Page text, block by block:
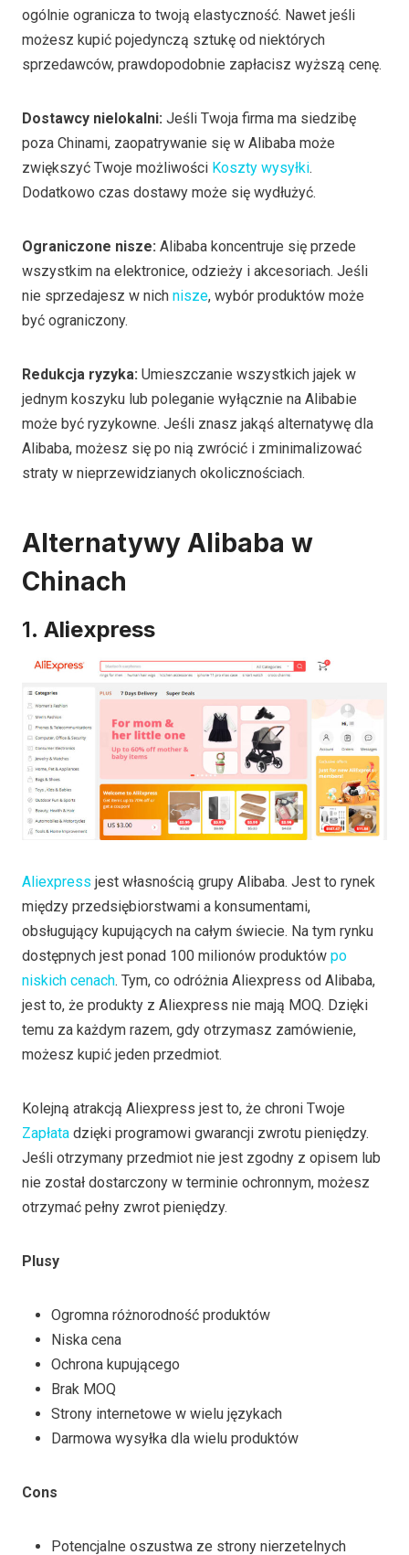
ogólnie ogranicza to twoją elastyczność. Nawet jeśli
możesz kupić pojedynczą sztukę od niektórych
sprzedawców, prawdopodobnie zapłacisz wyższą cenę.
Dostawcy nielokalni: Jeśli Twoja firma ma siedzibę
poza Chinami, zaopatrywanie się w Alibaba może
zwiększyć Twoje możliwości Koszty wysyłki.
Dodatkowo czas dostawy może się wydłużyć.
Ograniczone nisze: Alibaba koncentruje się przede
wszystkim na elektronice, odzieży i akcesoriach. Jeśli
nie sprzedajesz w nich nisze, wybór produktów może
być ograniczony.
Redukcja ryzyka: Umieszczanie wszystkich jajek w
jednym koszyku lub poleganie wyłącznie na Alibabie
może być ryzykowne. Jeśli znasz jakąś alternatywę dla
Alibaba, możesz się po nią zwrócić i zminimalizować
straty w nieprzewidzianych okolicznościach.
Alternatywy Alibaba w
Chinach
1. Aliexpress
Aliexpress jest własnością grupy Alibaba. Jest to rynek
między przedsiębiorstwami a konsumentami,
obsługujący kupujących na całym świecie. Na tym rynku
dostępnych jest ponad 100 milionów produktów po
niskich cenach. Tym, co odróżnia Aliexpress od Alibaba,
jest to, że produkty z Aliexpress nie mają MOQ. Dzięki
temu za każdym razem, gdy otrzymasz zamówienie,
możesz kupić jeden przedmiot.
Kolejną atrakcją Aliexpress jest to, że chroni Twoje
Zapłata dzięki programowi gwarancji zwrotu pieniędzy.
Jeśli otrzymany przedmiot nie jest zgodny z opisem lub
nie został dostarczony w terminie ochronnym, możesz
otrzymać pełny zwrot pieniędzy.
Plusy
Ogromna różnorodność produktów
Niska cena
Ochrona kupującego
Brak MOQ
Strony internetowe w wielu językach
Darmowa wysyłka dla wielu produktów
Cons
Potencjalne oszustwa ze strony nierzetelnych